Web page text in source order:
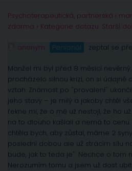
Psychoterapeutická, partnerská i
zdarma › Kategorie dotazu: Starší
anonym Personál zeptal se
Manžel mi byl před 8 měsíci
procházelo silnou krizí, on si údajně
vztah. Známost po "provalení"
jeho stavy – je milý a jakoby chtěl
řekne mi, že o mě už nestojí, že ho
na to dlouho kašlali a nemá to
chtěla bych, aby zůstal, máme 2
poslední dobou ale už strácím sílu
bude, jak to teda je". Nechce o tom
Nerozumím tomu a jsem už dost